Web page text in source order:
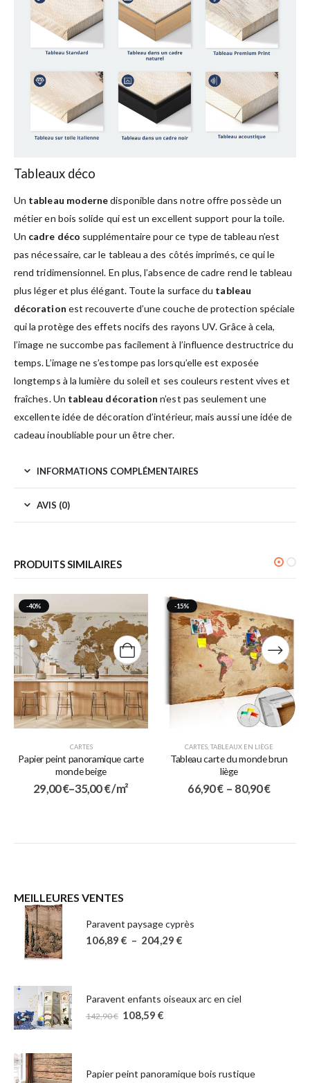
Tableaux déco
Un tableau modernedisponible dans notre offre possède un
métier en bois solide qui est un excellent support pour la toile.
Un cadre déco supplémentaire pour ce type de tableau n’est
pas nécessaire, car le tableau a des côtés imprimés, ce qui le
rend tridimensionnel. En plus, l’absence de cadre rend le tableau
plus léger et plus élégant. Toute la surface du tableau
décoration est recouverte d’une couche de protection spéciale
qui la protège des effets nocifs des rayons UV. Grâce à cela,
l’image ne succombe pas facilement à l’influence destructrice du
temps. L’image ne s’estompe pas lorsqu’elle est exposée
longtemps à la lumière du soleil et ses couleurs restent vives et
fraîches. Un tableau décoration n’est pas seulement une
excellente idée de décoration d’intérieur, mais aussi une idée de
cadeau inoubliable pour un être cher.
INFORMATIONS COMPLÉMENTAIRES
AVIS (0)
PRODUITS SIMILAIRES
-40%
CARTES
Papier peint panoramique carte
monde beige
29,00€–35,00€/ m²
-15%
CARTES TABLEAUX EN LIÈGE
Tableau carte du monde brun
liège
66,90€ – 80,90€
MEILLEURES VENTES
Paravent paysage cyprès
106,89 € – 204,29 €
Paravent enfants oiseaux arc en ciel
142,90€ 108,59 €
Papier peint panoramique bois rustique